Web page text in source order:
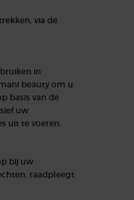
via de
in
beauty om u
basis van de
uw
uit te voeren.
bij uw
raadpleegt